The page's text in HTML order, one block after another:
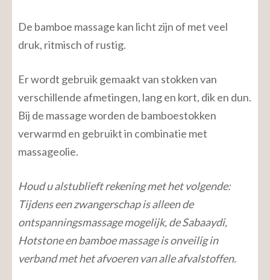
De bamboe massage kan licht zijn of met veel
druk, ritmisch of rustig.
Er wordt gebruik gemaakt van stokken van
verschillende afmetingen, lang en kort, dik en dun.
Bij de massage worden de bamboestokken
verwarmd en gebruikt in combinatie met
massageolie.
Houd u alstublieft rekening met het volgende:
Tijdens een zwangerschap is alleen de
ontspanningsmassage mogelijk, de Sabaaydi,
Hotstone en bamboe massage is onveilig in
verband met het afvoeren van alle afvalstoffen.